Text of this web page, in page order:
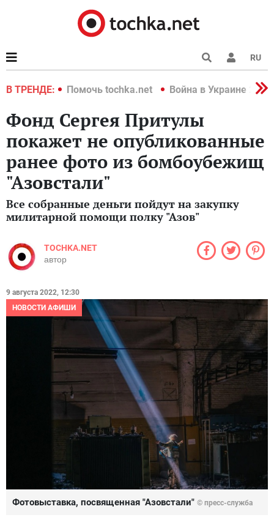
RU
В ТРЕНДЕ:
2022 Помочь tochka.net Война в Украине 2022
Фонд Сергея Притулы
покажет не опубликованные
ранее фото из бомбоубежищ
"Азовстали"
Все собранные деньги пойдут на закупку
милитарной помощи полку "Азов"
TOCHKA.NET
автор
9 августа 2022, 12:30
НОВОСТИ АФИШИ
Фотовыставка, посвященная "Азовстали" © пресс-служба